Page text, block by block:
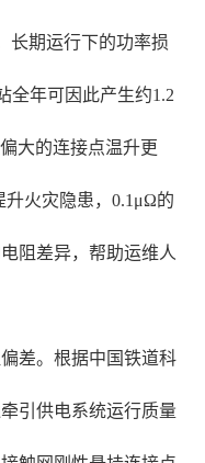
长期运行下的功率损
全年可因此产生约1.2
大的连接点温升更
升火灾隐患，0.1μΩ的
阻差异，帮助运维人
差。根据中国铁道科
引供电系统运行质量